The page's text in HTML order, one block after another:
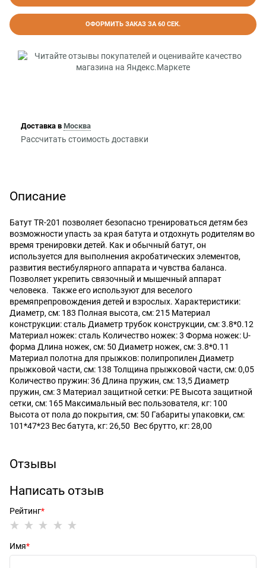
ОФОРМИТЬ ЗАКАЗ ЗА 60 СЕК.
Доставка в Москва
Рассчитать стоимость доставки
Описание
Батут TR-201 позволяет безопасно тренироваться детям без
возможности упасть за края батута и отдохнуть родителям во
время тренировки детей. Как и обычный батут, он
используется для выполнения акробатических элементов,
развития вестибулярного аппарата и чувства баланса.
Позволяет укрепить связочный и мышечный аппарат
человека. Также его используют для веселого
времяпрепровождения детей и взрослых. Характеристики:
Диаметр, см: 183 Полная высота, см: 215 Материал
конструкции: сталь Диаметр трубок конструкции, см: 3.8*0.12
Материал ножек: сталь Количество ножек: 3 Форма ножек: U-
форма Длина ножек, см: 50 Диаметр ножек, см: 3.8*0.11
Материал полотна для прыжков: полипропилен Диаметр
прыжковой части, см: 138 Толщина прыжковой части, см: 0,05
Количество пружин: 36 Длина пружин, см: 13,5 Диаметр
пружин, см: 3 Материал защитной сетки: PE Высота защитной
сетки, см: 165 Максимальный вес пользователя, кг: 100
Высота от пола до покрытия, см: 50 Габариты упаковки, см:
101*47*23 Вес батута, кг: 26,50 Вес брутто, кг: 28,00
Отзывы
Написать отзыв
Рейтинг
Имя